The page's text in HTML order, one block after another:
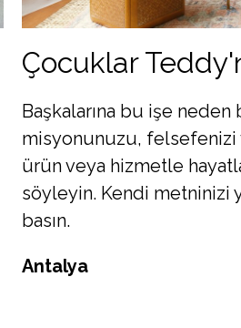
Çocuklar
Başkalarına bu işe neden
misyonunuzu,
ürün veya hizmetle
söyleyin. Kendi metninizi
basın.
Antalya